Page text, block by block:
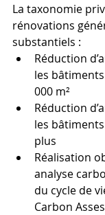
La taxonomie
rénovations
substantiels :
Réduction
les
000 m²
Réduction
les
plus
Réalisation
analyse
du cycle de
Carbon